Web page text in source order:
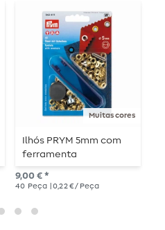
Muitas cores
Ilhós PRYM 5mm com
ferramenta
9,00 € *
40 Peça | 0,22 € / Peça